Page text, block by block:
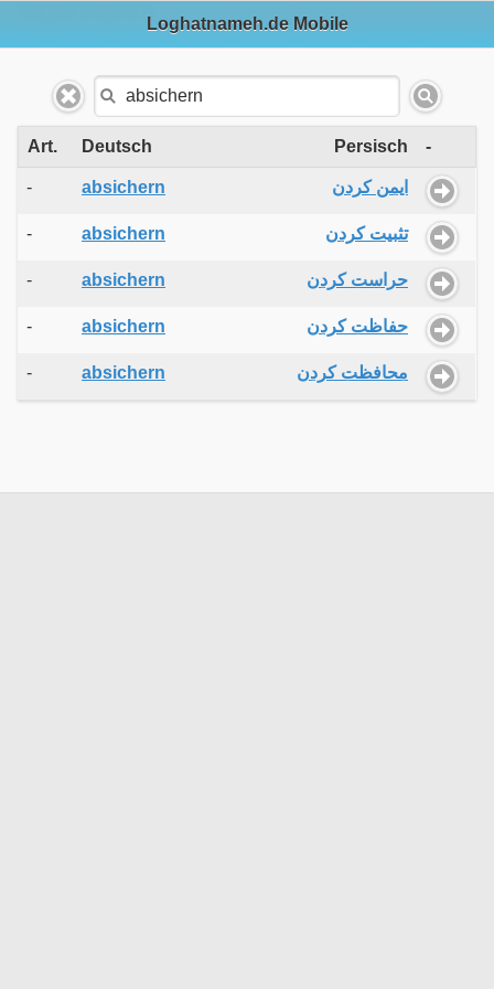
Loghatnameh.de Mobile
Art. Deutsch Persisch -
- absichern ایمن کردن
- absichern تثبیت کردن
- absichern حراست کردن
- absichern حفاظت کردن
- absichern محافظت کردن